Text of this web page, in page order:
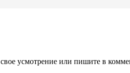
усмотрение или пишите в